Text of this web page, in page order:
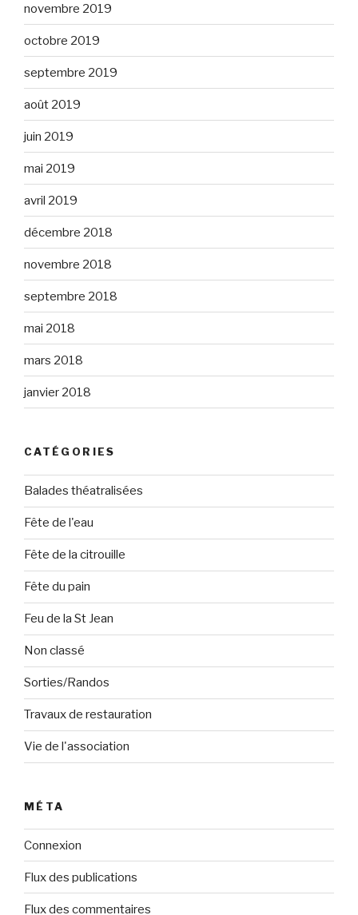
novembre 2019
octobre 2019
septembre 2019
août 2019
juin 2019
mai 2019
avril 2019
décembre 2018
novembre 2018
septembre 2018
mai 2018
mars 2018
janvier 2018
CATÉGORIES
Balades théatralisées
Fête de l'eau
Fête de la citrouille
Fête du pain
Feu de la St Jean
Non classé
Sorties/Randos
Travaux de restauration
Vie de l'association
MÉTA
Connexion
Flux des publications
Flux des commentaires